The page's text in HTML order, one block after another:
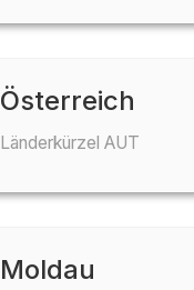
Österreich
Länderkürzel AUT
Moldau